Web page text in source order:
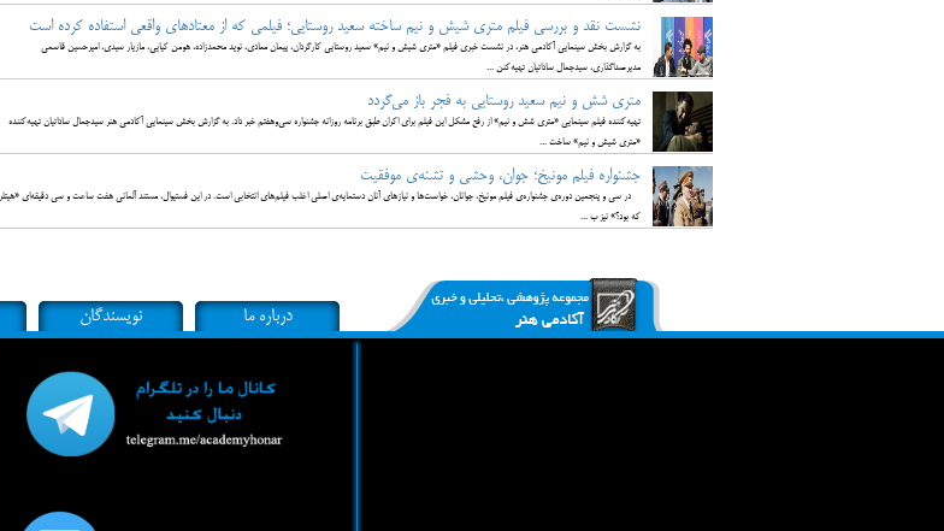
نشست نقد و بررسی فیلم متری شیش و نیم ساخته سعید روستایی؛ فیلمی که از معتادهای واقعی استفاده کرده است
به گزارش بخش سینمایی آکادمی هنر، در نشست خبری فیلم «متری شیش و نیم» سعید روستایی کارگردان، پیمان معادی، نوید محمدزاده، هومن کیایی، مازیار سیدی، امیرحسین قاسمی
مدیرصداگذاری، سیدجمال ساداتیان تهیه‌کنن ...
متری شش و نیم سعید روستایی به فجر باز می‌گردد
تهیه‌کننده فیلم سینمایی «متری شش و نیم» از رفع مشکل این فیلم برای اکران طبق برنامه روزانه جشنواره سی‌وهفتم خبر داد. به گزارش بخش سینمایی آکادمی هنر سیدجمال ساداتیان تهیه‌کننده
«متری شیش و نیم» ساخت ...
جشنواره فیلم مونیخ؛ جوان، وحشی و تشنه‌ی موفقیت
در سی و پنجمین دوره‌ی جشنواره‌ی فیلم مونیخ، جوانان، خواست‌ها و نیازهای آنان دستمایه‌ی اصلی اغلب فیلم‌های انتخابی است. در این فستیوال، مستند آلمانی هفت ساعت و سی دقیقه‌ای «هیتلر
که بود‌؟» نیز ب ...
درباره ما نویسندگان